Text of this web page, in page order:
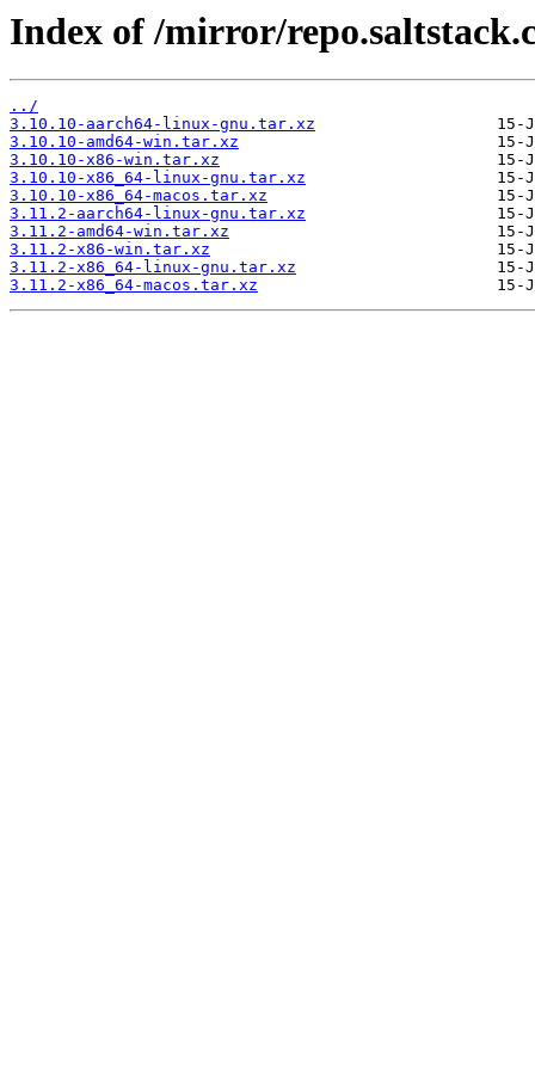
Index of /mirror/
../
3.10.10-aarch64-linux-gnu.tar.xz
3.10.10-amd64-win.tar.xz
3.10.10-x86-win.tar.xz
3.10.10-x86_64-linux-gnu.tar.xz
3.10.10-x86_64-macos.tar.xz
3.11.2-aarch64-linux-gnu.tar.xz
3.11.2-amd64-win.tar.xz
3.11.2-x86-win.tar.xz
3.11.2-x86_64-linux-gnu.tar.xz
3.11.2-x86_64-macos.tar.xz